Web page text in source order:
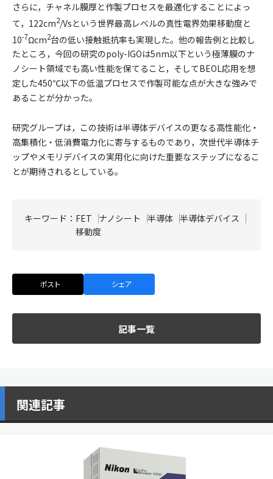
さらに，チャネル膜厚と作製プロセスを最適化することによっ
て，122cm2/Vsという世界最高レベルの真性電界効果移動度と
10-7Ωcm2台の低い接触抵抗率も実現した。他の報告例と比較し
たところ，今回の研究のpoly-IGOは5nm以下という極薄膜のナ
ノシート領域でも高い性能を保てること，そしてBEOL応用を想
定した450℃以下の低温プロセスで作製可能な点が大きな強みで
あることが分かった。
研究グループは，この技術は半導体デバイスの更なる高性能化・
高集積化・低消費電力化に寄与するものであり，次世代半導体チ
ップやメモリデバイスの実用化に向けた重要なステップになるこ
とが期待されるとしている。
キーワード： FET ナノシート 半導体 半導体デバイス
移動度
ポスト シェア
記事一覧
関連記事